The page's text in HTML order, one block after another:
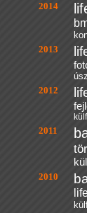
2014
2013
2012
2011
2010